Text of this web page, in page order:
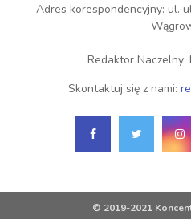
Adres korespondencyjny: ul.
Redaktor Naczelny:
Skontaktuj się z nami:
© 2019-2021